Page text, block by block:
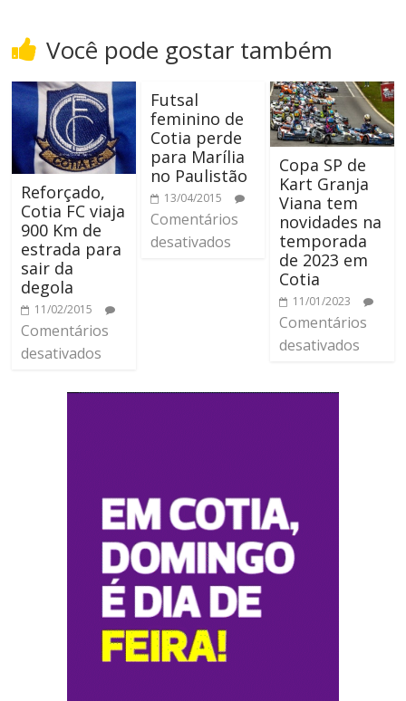
Você pode gostar também
Reforçado,
Cotia FC viaja
900 Km de
estrada para
sair da
degola
11/02/2015
Comentários
desativados
Futsal
feminino de
Cotia perde
para Marília
no Paulistão
13/04/2015
Comentários
desativados
Copa SP de
Kart Granja
Viana tem
novidades na
temporada
de 2023 em
Cotia
11/01/2023
Comentários
desativados